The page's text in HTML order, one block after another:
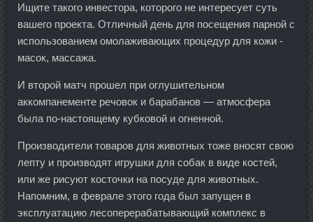
Ищите такого инвестора, которого не интересует суть
вашего проекта. Отличный день для посещения парной с
использованием омолаживающих процедур для кожи -
масок, массажа.
И второй матч прошел при оглушительном
аккомпанементе речовок и барабанов — атмосфера
была по-настоящему кубковой и огненной.
Производители товаров для животных тоже вносят свою
лепту и производят игрушки для собак в виде костей,
или же рисуют косточки на посуде для животных.
Напомним, в феврале этого года был запущен в
эксплуатацию лесоперерабатывающий комплекс в